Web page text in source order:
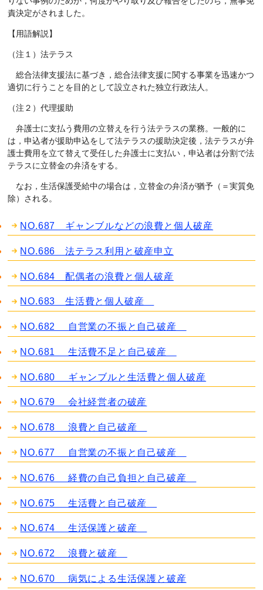
責決定がされました。
【用語解説】
（注１）法テラス
総合法律支援法に基づき，総合法律支援に関する事業を迅速かつ
適切に行うことを目的として設立された独立行政法人。
（注２）代理援助
弁護士に支払う費用の立替えを行う法テラスの業務。一般的に
は，申込者が援助申込をして法テラスの援助決定後，法テラスが弁
護士費用を立て替えて受任した弁護士に支払い，申込者は分割で法
テラスに立替金の弁済をする。
なお，生活保護受給中の場合は，立替金の弁済が猶予（＝実質免
除）される。
NO.687 ギャンブルなどの浪費と個人破産
NO.686 法テラス利用と破産申立
NO.684 配偶者の浪費と個人破産
NO.683 生活費と個人破産
NO.682 自営業の不振と自己破産
NO.681 生活費不足と自己破産
NO.680 ギャンブルと生活費と個人破産
NO.679 会社経営者の破産
NO.678 浪費と自己破産
NO.677 自営業の不振と自己破産
NO.676 経費の自己負担と自己破産
NO.675 生活費と自己破産
NO.674 生活保護と破産
NO.672 浪費と破産
NO.670 病気による生活保護と破産